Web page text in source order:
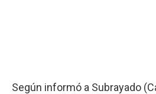
Según informó a Subrayado